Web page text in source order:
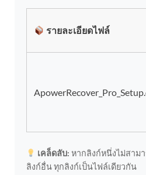
รายละเอียดไฟล์
เคล็ดลับ: หากลิงก์หนึ่งไม่สาม
ลิงก์อื่น ทุกลิงก์เป็นไฟล์เดียวกัน